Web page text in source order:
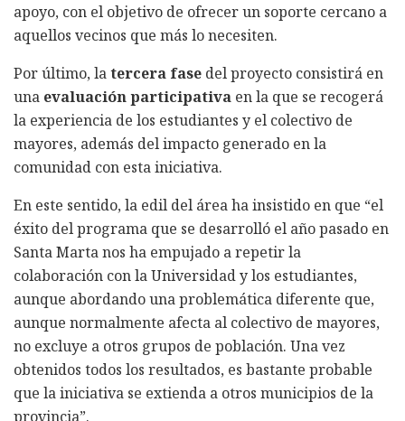
apoyo, con el objetivo de ofrecer un soporte cercano a
aquellos vecinos que más lo necesiten.
Por último, latercera fase del proyecto consistirá en
una evaluación participativa en la que se recogerá
la experiencia de los estudiantes y el colectivo de
mayores, además del impacto generado en la
comunidad con esta iniciativa.
En este sentido, la edil del área ha insistido en que “el
éxito del programa que se desarrolló el año pasado en
Santa Marta nos ha empujado a repetir la
colaboración con la Universidad y los estudiantes,
aunque abordando una problemática diferente que,
aunque normalmente afecta al colectivo de mayores,
no excluye a otros grupos de población. Una vez
obtenidos todos los resultados, es bastante probable
que la iniciativa se extienda a otros municipios de la
provincia”.